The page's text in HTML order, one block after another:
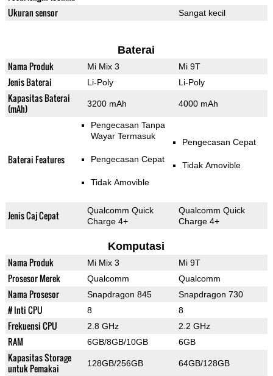
Ukuran sensor Sangat kecil
Baterai
Nama Produk Mi Mix 3 Mi 9T
Jenis Baterai Li-Poly Li-Poly
Kapasitas Baterai
(mAh)
3200 mAh 4000 mAh
Baterai Features
Pengecasan Tanpa
Wayar Termasuk
Pengecasan Cepat
Tidak Amovible
Pengecasan Cepat
Tidak Amovible
Jenis Caj Cepat
Qualcomm Quick
Charge 4+
Qualcomm Quick
Charge 4+
Komputasi
Nama Produk Mi Mix 3 Mi 9T
Prosesor Merek Qualcomm Qualcomm
Nama Prosesor Snapdragon 845 Snapdragon 730
# Inti CPU 8 8
Frekuensi CPU 2.8 GHz 2.2 GHz
RAM 6GB/8GB/10GB 6GB
Kapasitas Storage
untuk Pemakai
128GB/256GB 64GB/128GB